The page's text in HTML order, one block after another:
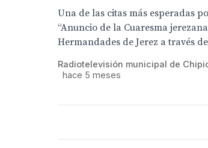
Una de las citas más esperadas
“Anuncio de la Cuaresma
Hermandades de Jerez a través
Radiotelevisión municipal de
hace 5 meses